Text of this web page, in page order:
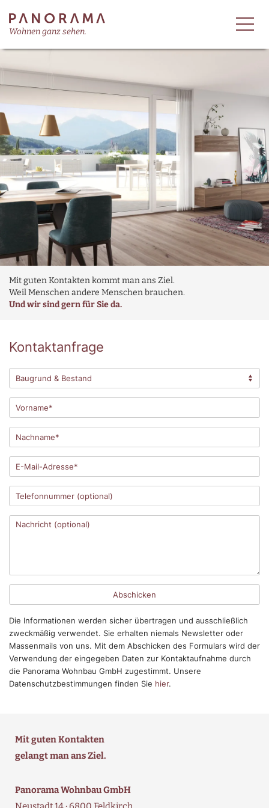
Wohnen ganz sehen.
Gewerbe
Referenzen
Kontakt
Mit guten Kontakten kommt man ans Ziel.
Weil Menschen andere Menschen brauchen.
Und wir sind gern für Sie da.
Kontaktanfrage
Die Informationen werden sicher übertragen und ausschließlich
zweckmäßig verwendet. Sie erhalten niemals Newsletter oder
Massenmails von uns. Mit dem Abschicken des Formulars wird der
Verwendung der eingegeben Daten zur Kontaktaufnahme durch
die Panorama Wohnbau GmbH zugestimmt. Unsere
Datenschutzbestimmungen finden Sie hier.
Mit guten Kontakten
gelangt man ans Ziel.
Panorama Wohnbau GmbH